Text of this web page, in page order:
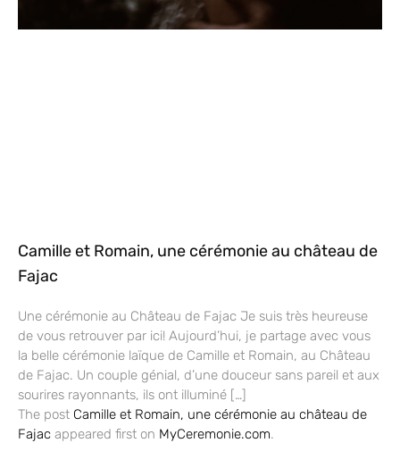
Camille et Romain, une cérémonie au château de
Fajac
Une cérémonie au Château de Fajac Je suis très heureuse
de vous retrouver par ici! Aujourd’hui, je partage avec vous
la belle cérémonie laïque de Camille et Romain, au Château
de Fajac. Un couple génial, d’une douceur sans pareil et aux
sourires rayonnants, ils ont illuminé […]
The post Camille et Romain, une cérémonie au château de
Fajac appeared first on MyCeremonie.com.